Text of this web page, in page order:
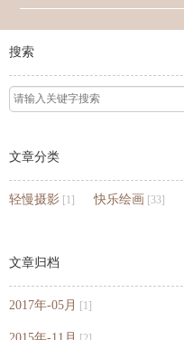
搜索
文章分类
轻慢摄影 [1] 快乐绘画 [33]
文章归档
2017年-05月 [1]